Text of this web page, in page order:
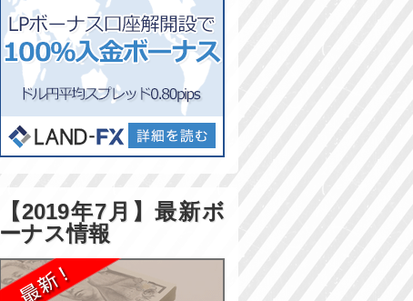
【2019年7月】最新ボ
ーナス情報